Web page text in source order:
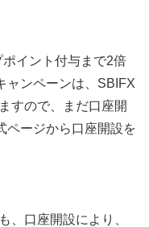
イント付与まで2倍
ャンペーンは、SBIFX
すので、まだ口座開
ページから口座開設を
、口座開設により、